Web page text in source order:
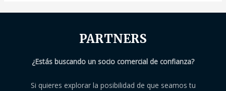
PARTNERS
¿Estás buscando un socio comercial de confianza?
Si quieres explorar la posibilidad de que seamos tu